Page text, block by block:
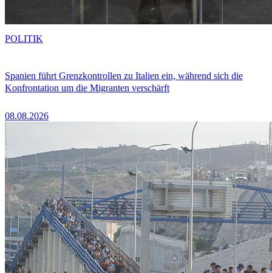
Spanien führt Grenzkontrollen zu Italien ein, während sich die
Konfrontation um die Migranten verschärft
08.08.2026
POLITIK